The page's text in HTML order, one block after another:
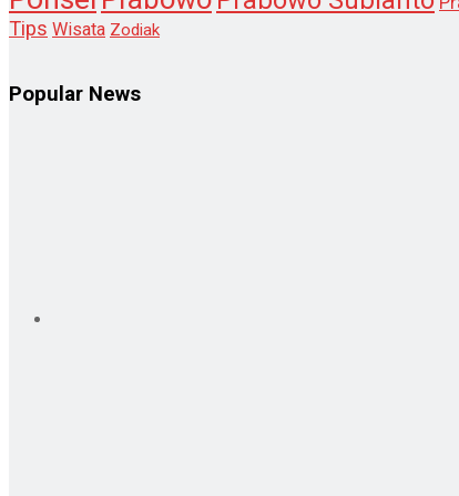
Tips Wisata Zodiak
Popular News